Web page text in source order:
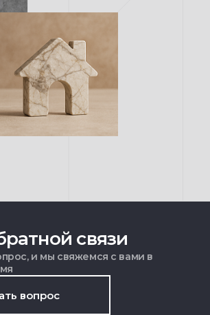
связи
и мы свяжемся с вами в
вопрос